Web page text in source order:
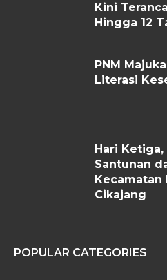
Kini
Hingga 12
PNM
Literasi
Hari Ketiga,
Santunan
Kecamatan
Cikajang
POPULAR CATEGORIES